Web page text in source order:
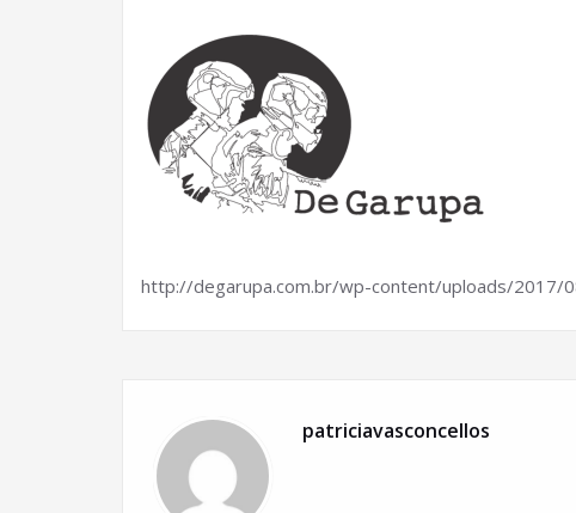
http://degarupa.com.br/wp-content/uploads/2017/
patriciavasconcellos